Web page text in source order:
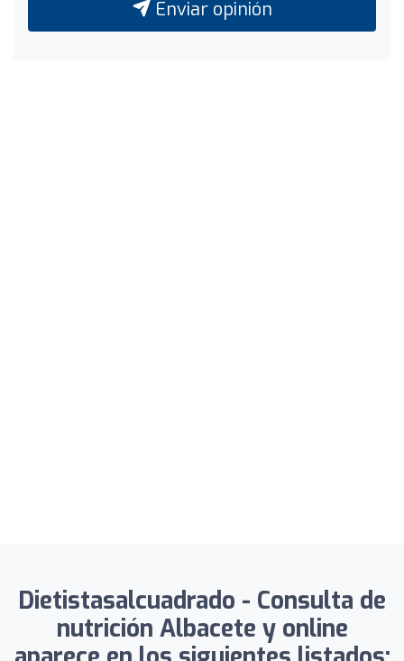
Enviar opinión
Dietistasalcuadrado - Consulta de
nutrición Albacete y online